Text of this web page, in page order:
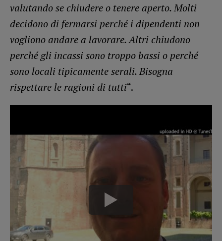
valutando se chiudere o tenere aperto. Molti
decidono di fermarsi perché i dipendenti non
vogliono andare a lavorare. Altri chiudono
perché gli incassi sono troppo bassi o perché
sono locali tipicamente serali. Bisogna
rispettare le ragioni di tutti“.